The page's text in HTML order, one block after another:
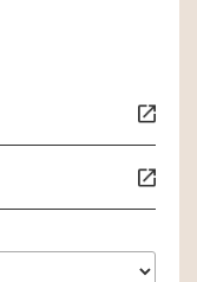
サービ
へのご協
送のた
新サー